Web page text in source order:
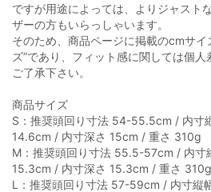
ですが用途によっては、よりジャスト
ザーの方もいらっしゃいます。
そのため、商品ページに掲載のcmサイ
ズ”であり、フィット感に関しては個
ご了承下さい。
商品サイズ
S：推奨頭回り寸法 54-55.5cm / 内寸
14.6cm / 内寸深さ 15cm / 重さ 310g
M：推奨頭回り寸法 55.5-57cm / 内寸
15.3cm / 内寸深さ 15.3cm / 重さ 310g
L：推奨頭回り寸法 57-59cm / 内寸縦